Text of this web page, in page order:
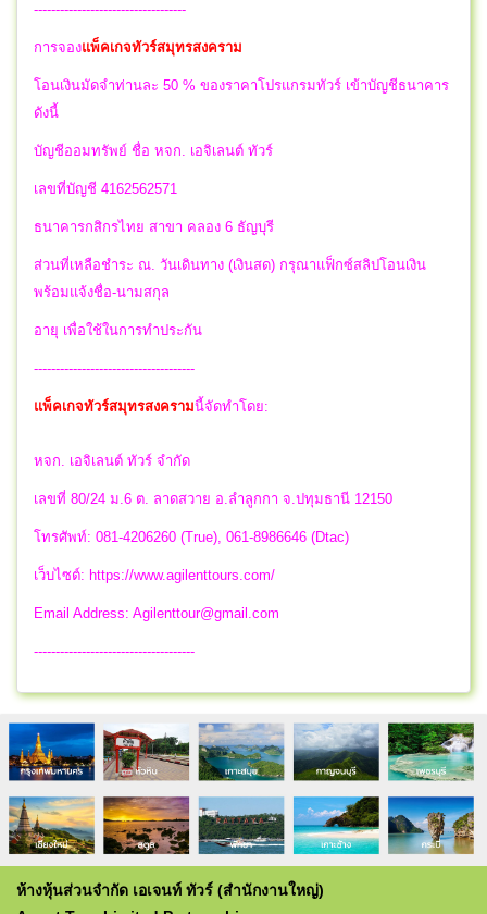
-----------------------------------
การจองแพ็คเกจทัวร์สมุทรสงคราม
โอนเงินมัดจำท่านละ 50 % ของราคาโปรแกรมทัวร์ เข้าบัญชีธนาคาร
ดังนี้
บัญชีออมทรัพย์ ชื่อ หจก. เอจิเลนต์ ทัวร์
เลขที่บัญชี 4162562571
ธนาคารกสิกรไทย สาขา คลอง 6 ธัญบุรี
ส่วนที่เหลือชำระ ณ. วันเดินทาง (เงินสด) กรุณาแฟ็กซ์สลิปโอนเงิน
พร้อมแจ้งชื่อ-นามสกุล
อายุ เพื่อใช้ในการทำประกัน
-------------------------------------
แพ็คเกจทัวร์สมุทรสงครามนี้จัดทำโดย:
หจก. เอจิเลนต์ ทัวร์ จำกัด
เลขที่ 80/24 ม.6 ต. ลาดสวาย อ.ลำลูกกา จ.ปทุมธานี 12150
โทรศัพท์: 081-4206260 (True), 061-8986646 (Dtac)
เว็บไซต์: https://www.agilenttours.com/
Email Address: Agilenttour@gmail.com
-------------------------------------
ห้างหุ้นส่วนจำกัด เอเจนท์ ทัวร์ (สำนักงานใหญ่)